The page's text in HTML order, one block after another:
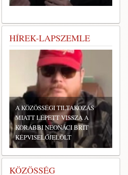
HÍREK-LAPSZEMLE
A KÖZÖSSÉGI TILTAKOZÁS
MIATT LÉPETT VISSZA A
KORÁBBI NEONÁCI BRIT
KÉPVISELŐJELÖLT
KÖZÖSSÉG